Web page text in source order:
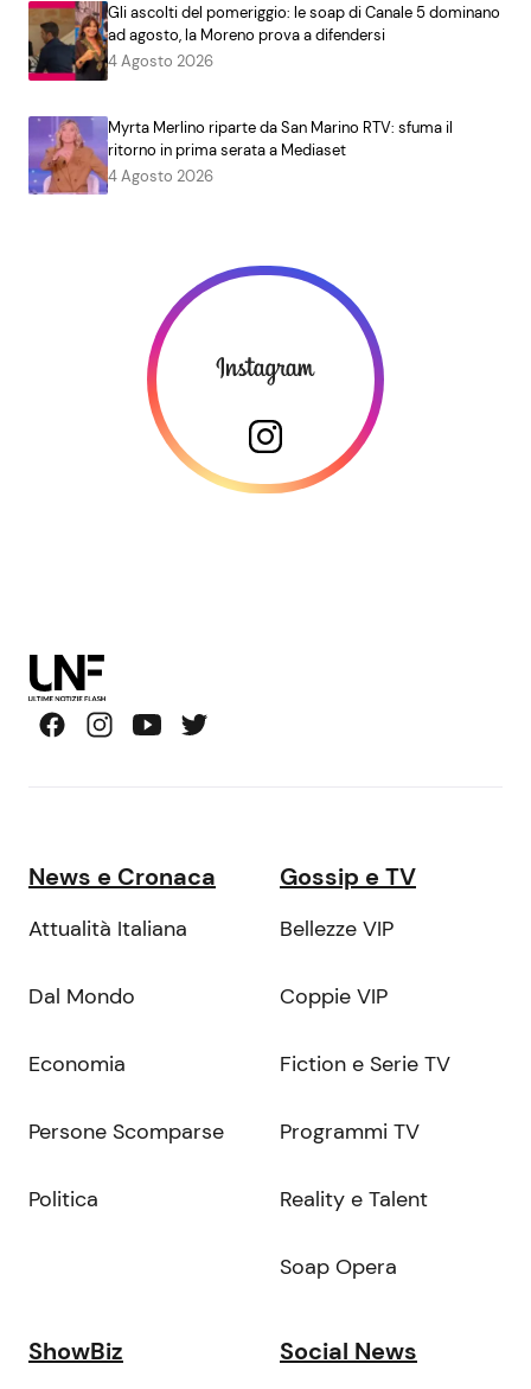
Gli ascolti del pomeriggio: le soap di Canale 5 dominano
ad agosto, la Moreno prova a difendersi
4 Agosto 2026
Myrta Merlino riparte da San Marino RTV: sfuma il
ritorno in prima serata a Mediaset
4 Agosto 2026
News e Cronaca
Attualità Italiana
Dal Mondo
Economia
Persone Scomparse
Politica
Gossip e TV
Bellezze VIP
Coppie VIP
Fiction e Serie TV
Programmi TV
Reality e Talent
Soap Opera
ShowBiz Social News